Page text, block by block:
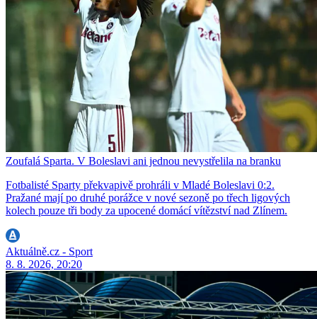
Zoufalá Sparta. V Boleslavi ani jednou nevystřelila na branku
Fotbalisté Sparty překvapivě prohráli v Mladé Boleslavi 0:2.
Pražané mají po druhé porážce v nové sezoně po třech ligových
kolech pouze tři body za upocené domácí vítězství nad Zlínem.
Aktuálně.cz - Sport
8. 8. 2026, 20:20